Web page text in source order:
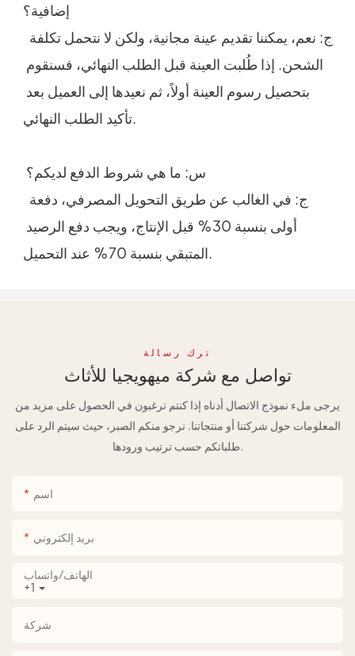
إضافية؟
تأكيد الطلب النهائي.
س: ما هي شروط الدفع لديكم؟
المتبقي بنسبة 70% عند التحميل.
ترك رسالة
تواصل مع شركة ميهويجيا للأثاث
يرجى ملء نموذج الاتصال أدناه إذا كنتم ترغبون في الحصول على مزيد من
المعلومات حول شركتنا أو منتجاتنا. نرجو منكم الصبر، حيث سيتم الرد على
طلباتكم حسب ترتيب ورودها.
اسم
بريد إلكتروني
+1
الهاتف/واتساب
شركة